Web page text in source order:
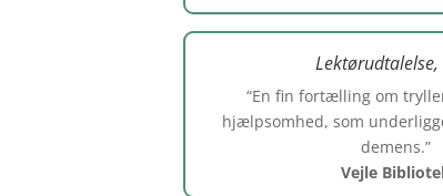
Lektørudtalelse,
“En fin fortælling om
hjælpsomhed, som
demens.”
Vejle